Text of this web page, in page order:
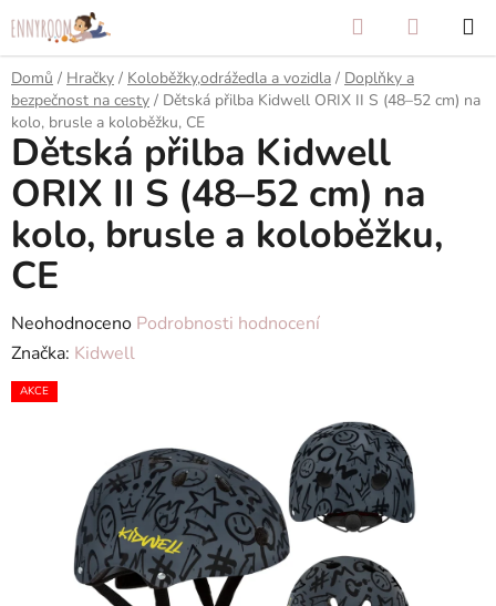
na
obsah
Hledat
KOŠÍK
Domů / Hračky / Koloběžky,odrážedla a vozidla / Doplňky a
bezpečnost na cesty / Dětská přilba Kidwell ORIX II S (48–52 cm) na
kolo, brusle a koloběžku, CE
Dětská přilba Kidwell
ORIX II S (48–52 cm) na
kolo, brusle a koloběžku,
CE
Průměrné
hodnocení
produktu
hvězdiček.
Neohodnoceno Podrobnosti hodnocení
Značka: Kidwell
AKCE